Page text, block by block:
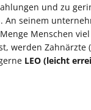
und zu
An seinem
Menschen
werden Zahnärzte
LEO (leicht